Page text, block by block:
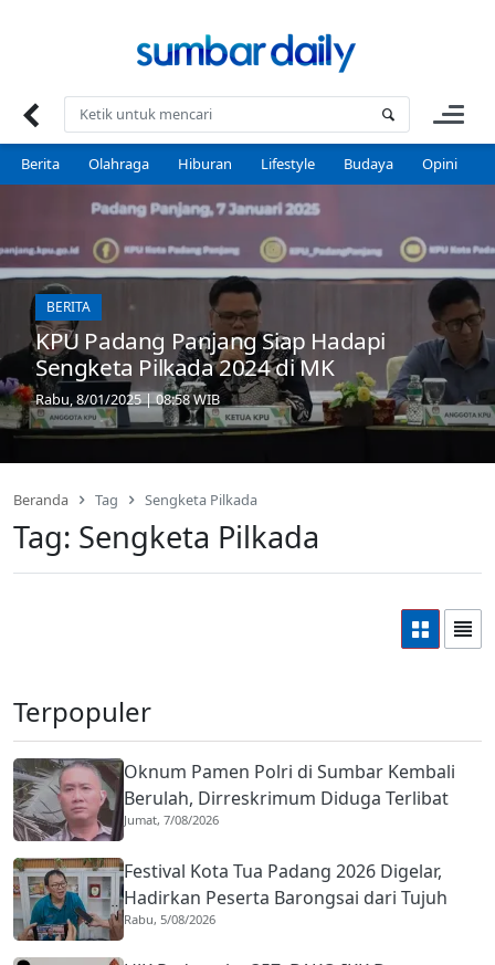
Berita Olahraga Hiburan Lifestyle Budaya Opini
BERITA
KPU Padang Panjang Siap Hadapi
Sengketa Pilkada 2024 di MK
Rabu, 8/01/2025 | 08:58 WIB
Beranda Tag Sengketa Pilkada
Tag: Sengketa Pilkada
Terpopuler
Oknum Pamen Polri di Sumbar Kembali
Berulah, Dirreskrimum Diduga Terlibat
Kekerasan dengan Seorang Sopir
Jumat, 7/08/2026
Festival Kota Tua Padang 2026 Digelar,
Hadirkan Peserta Barongsai dari Tujuh
Negara
Rabu, 5/08/2026